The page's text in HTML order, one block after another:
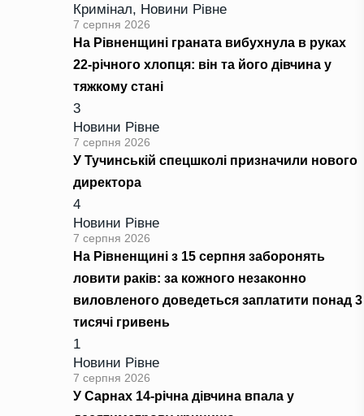
Кримінал, Новини Рівне
7 серпня 2026
На Рівненщині граната вибухнула в руках
22-річного хлопця: він та його дівчина у
тяжкому стані
3
Новини Рівне
7 серпня 2026
У Тучинській спецшколі призначили нового
директора
4
Новини Рівне
7 серпня 2026
На Рівненщині з 15 серпня заборонять
ловити раків: за кожного незаконно
виловленого доведеться заплатити понад 3
тисячі гривень
1
Новини Рівне
7 серпня 2026
У Сарнах 14-річна дівчина впала у